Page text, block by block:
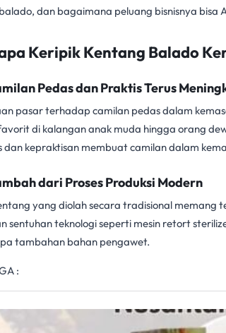
dan bagaimana peluang bisnisnya
Keripik Kentang Balado
Pedas dan Praktis Terus
pasar terhadap camilan pedas dalam
di kalangan anak muda hingga orang
dan kepraktisan membuat camilan dalam
dari Proses Produksi Modern
yang diolah secara tradisional
sentuhan teknologi seperti mesin retort
tambahan bahan pengawet.
: